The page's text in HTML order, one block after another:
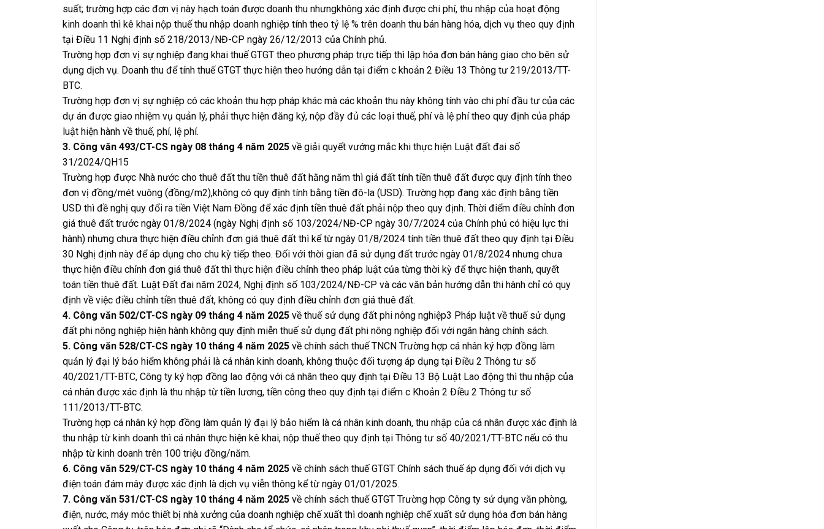
suất; trường hợp các đơn vị này hạch toán được doanh thu nhưngkhông xác định được chi phí, thu nhập của hoạt động
kinh doanh thì kê khai nộp thuế thu nhập doanh nghiệp tính theo tỷ lệ % trên doanh thu bán hàng hóa, dịch vụ theo quy định
tại Điều 11 Nghị định số 218/2013/NĐ-CP ngày 26/12/2013 của Chính phủ.
Trường hợp đơn vị sự nghiệp đang khai thuế GTGT theo phương pháp trực tiếp thì lập hóa đơn bán hàng giao cho bên sử
dụng dịch vụ. Doanh thu để tính thuế GTGT thực hiện theo hướng dẫn tại điểm c khoản 2 Điều 13 Thông tư 219/2013/TT-
BTC.
Trường hợp đơn vị sự nghiệp có các khoản thu hợp pháp khác mà các khoản thu này không tính vào chi phí đầu tư của các
dự án được giao nhiệm vụ quản lý, phải thực hiện đăng ký, nộp đầy đủ các loại thuế, phí và lệ phí theo quy định của pháp
luật hiện hành về thuế, phí, lệ phí.
3. Công văn 493/CT-CS ngày 08 tháng 4 năm 2025 về giải quyết vướng mắc khi thực hiện Luật đất đai số
31/2024/QH15
Trường hợp được Nhà nước cho thuê đất thu tiền thuê đất hằng năm thì giá đất tính tiền thuê đất được quy định tính theo
đơn vị đồng/mét vuông (đồng/m2),không có quy định tính bằng tiền đô-la (USD). Trường hợp đang xác định bằng tiền
USD thì đề nghị quy đổi ra tiền Việt Nam Đồng để xác định tiền thuê đất phải nộp theo quy định. Thời điểm điều chỉnh đơn
giá thuê đất trước ngày 01/8/2024 (ngày Nghị định số 103/2024/NĐ-CP ngày 30/7/2024 của Chính phủ có hiệu lực thi
hành) nhưng chưa thực hiện điều chỉnh đơn giá thuê đất thì kể từ ngày 01/8/2024 tính tiền thuê đất theo quy định tại Điều
30 Nghị định này để áp dụng cho chu kỳ tiếp theo. Đối với thời gian đã sử dụng đất trước ngày 01/8/2024 nhưng chưa
thực hiện điều chỉnh đơn giá thuê đất thì thực hiện điều chỉnh theo pháp luật của từng thời kỳ để thực hiện thanh, quyết
toán tiền thuê đất. Luật Đất đai năm 2024, Nghị định số 103/2024/NĐ-CP và các văn bản hướng dẫn thi hành chỉ có quy
định về việc điều chỉnh tiền thuê đất, không có quy định điều chỉnh đơn giá thuê đất.
4. Công văn 502/CT-CS ngày 09 tháng 4 năm 2025 về thuế sử dụng đất phi nông nghiệp3 Pháp luật về thuế sử dụng
đất phi nông nghiệp hiện hành không quy định miễn thuế sử dụng đất phi nông nghiệp đối với ngân hàng chính sách.
5. Công văn 528/CT-CS ngày 10 tháng 4 năm 2025 về chính sách thuế TNCN Trường hợp cá nhân ký hợp đồng làm
quản lý đại lý bảo hiểm không phải là cá nhân kinh doanh, không thuộc đối tượng áp dụng tại Điều 2 Thông tư số
40/2021/TT-BTC, Công ty ký hợp đồng lao động với cá nhân theo quy định tại Điều 13 Bộ Luật Lao động thì thu nhập của
cá nhân được xác định là thu nhập từ tiền lương, tiền công theo quy định tại điểm c Khoản 2 Điều 2 Thông tư số
111/2013/TT-BTC.
Trường hợp cá nhân ký hợp đồng làm quản lý đại lý bảo hiểm là cá nhân kinh doanh, thu nhập của cá nhân được xác định là
thu nhập từ kinh doanh thì cá nhân thực hiện kê khai, nộp thuế theo quy định tại Thông tư số 40/2021/TT-BTC nếu có thu
nhập từ kinh doanh trên 100 triệu đồng/năm.
6. Công văn 529/CT-CS ngày 10 tháng 4 năm 2025 về chính sách thuế GTGT Chính sách thuế áp dụng đối với dịch vụ
điện toán đám mây được xác định là dịch vụ viễn thông kể từ ngày 01/01/2025.
7. Công văn 531/CT-CS ngày 10 tháng 4 năm 2025 về chính sách thuế GTGT Trường hợp Công ty sử dụng văn phòng,
điện, nước, máy móc thiết bị nhà xưởng của doanh nghiệp chế xuất thì doanh nghiệp chế xuất sử dụng hóa đơn bán hàng